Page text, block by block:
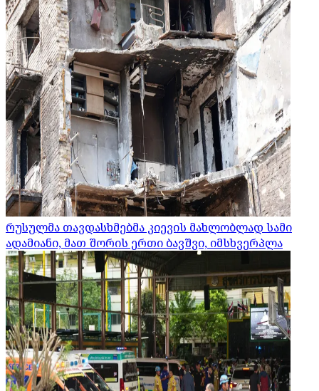
რუსულმა თავდასხმებმა კიევის მახლობლად სამი
ადამიანი, მათ შორის ერთი ბავშვი, იმსხვერპლა